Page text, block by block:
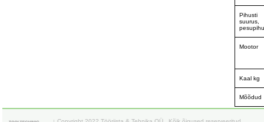
Pihusti
suurus,
Mootor
Kaal kg
Mõõdud